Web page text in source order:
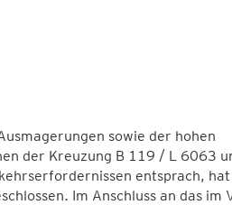
sowie der hohen
der Kreuzung B 119 / L 6063
entsprach, hat
Im Anschluss an das im